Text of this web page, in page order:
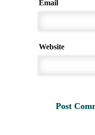
Email
Website